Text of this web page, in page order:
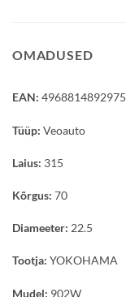
OMADUSED
EAN: 4968814892975
Tüüp: Veoauto
Laius: 315
Kõrgus: 70
Diameeter: 22.5
Tootja: YOKOHAMA
Mudel: 902W